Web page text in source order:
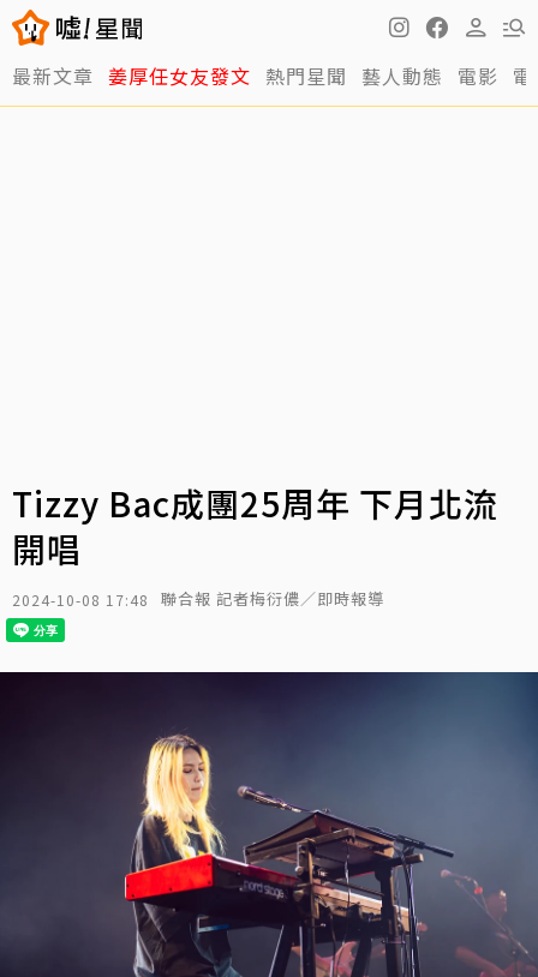
最新文章 姜厚任女友發文 熱門星聞 藝人動態 電影
Tizzy Bac成團25周年 下月北流
開唱
2024-10-08 17:48 聯合報 記者梅衍儂／即時報導